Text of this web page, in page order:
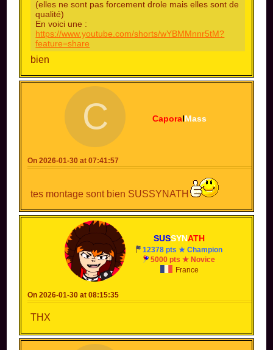
(elles ne sont pas forcement drole mais elles sont de
qualité)
En voici une :
https://www.youtube.com/shorts/wYBMMnnr5tM?
feature=share
bien
CaporalMass
C
On 2026-01-30 at 07:41:57
tes montage sont bien SUSSYNATH
SUSSYNATH
12378 pts ★ Champion
5000 pts ★ Novice
France
On 2026-01-30 at 08:15:35
THX